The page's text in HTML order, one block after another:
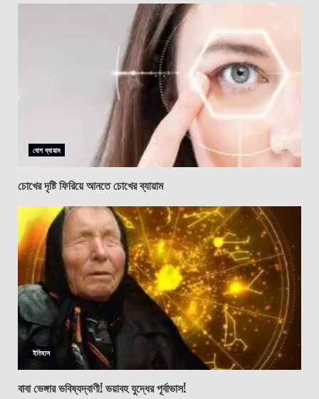
যোগ ব্যায়াম
চোখের দৃষ্টি ফিরিয়ে আনতে চোখের ব্যায়াম
ইতিহাস
বাবা ভেঙ্গার ভবিষ্যদ্বাণী! ভয়াবহ যুদ্ধের পূর্বাভাস!